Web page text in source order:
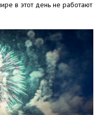
в этот день не работают